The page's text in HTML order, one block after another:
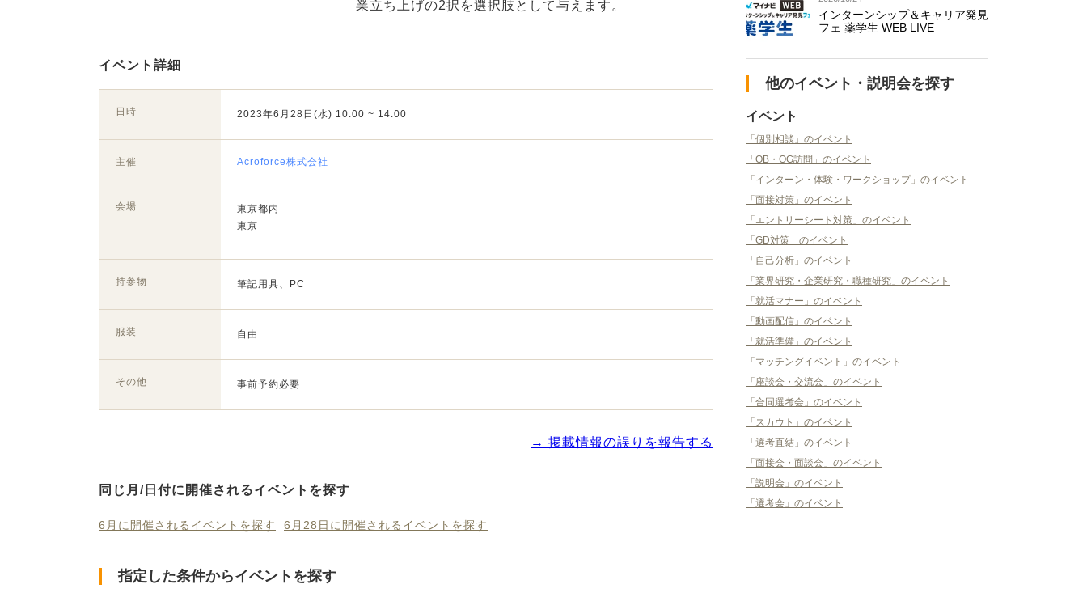
業立ち上げの2択を選択肢として与えます。
イベント詳細
日時 2023年6月28日(水) 10:00 ~ 14:00
主催 Acroforce株式会社
会場
東京都内
東京
持参物 筆記用具、PC
服装 自由
その他 事前予約必要
→ 掲載情報の誤りを報告する
同じ月/日付に開催されるイベントを探す
6月に開催されるイベントを探す 6月28日に開催されるイベントを探す
指定した条件からイベントを探す
インターンシップ＆キャリア発見
フェ 薬学生 WEB LIVE
他のイベント・説明会を探す
イベント
「個別相談」のイベント
「OB・OG訪問」のイベント
「インターン・体験・ワークショップ」のイベント
「面接対策」のイベント
「エントリーシート対策」のイベント
「GD対策」のイベント
「自己分析」のイベント
「業界研究・企業研究・職種研究」のイベント
「就活マナー」のイベント
「動画配信」のイベント
「就活準備」のイベント
「マッチングイベント」のイベント
「座談会・交流会」のイベント
「合同選考会」のイベント
「スカウト」のイベント
「選考直結」のイベント
「面接会・面談会」のイベント
「説明会」のイベント
「選考会」のイベント